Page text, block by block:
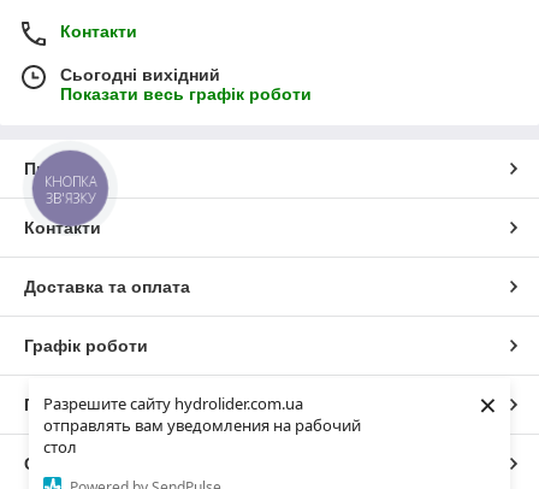
Разрешите сайту hydrolider.com.ua
отправлять вам уведомления на рабочий
стол
×
Контакти
Сьогодні вихідний
Показати весь графік роботи
Про нас
Контакти
Доставка та оплата
Графік роботи
Повна версія сайту
Сайт створено на маркетплейсі
КНОПКА
ЗВ'ЯЗКУ